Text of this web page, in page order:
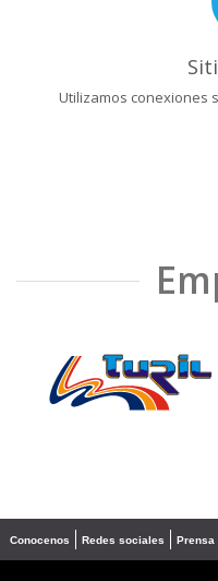
Utilizamos conexiones
❮
Conocenos Redes sociales Prensa